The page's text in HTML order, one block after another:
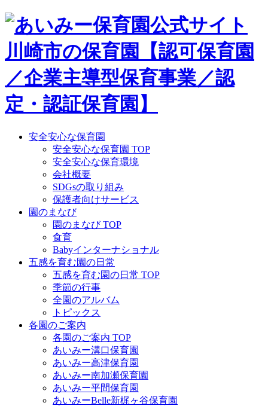
Skip
content
安全安心な保育園
安全安心な保育園 TOP
安全安心な保育環境
会社概要
SDGsの取り組み
保護者向けサービス
園のまなび
園のまなび TOP
食育
Babyインターナショナル
五感を育む園の日常
五感を育む園の日常 TOP
季節の行事
全園のアルバム
トピックス
各園のご案内
各園のご案内 TOP
あいみー溝口保育園
あいみー高津保育園
あいみー南加瀬保育園
あいみー平間保育園
あいみーBelle新梶ヶ谷保育園